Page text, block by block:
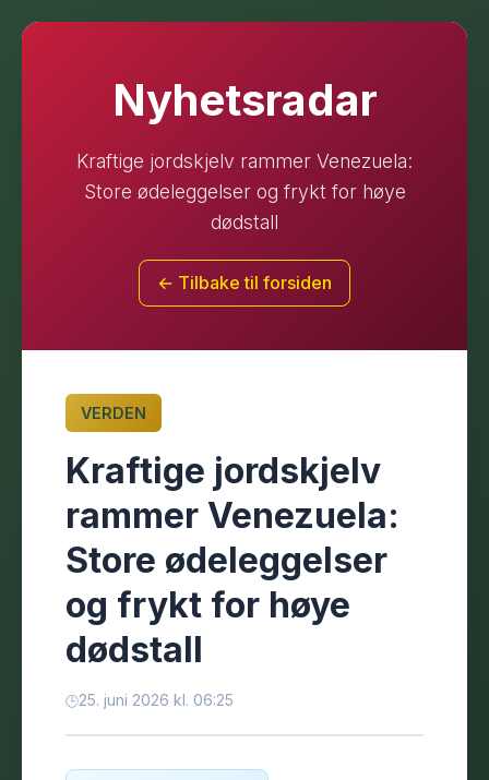
Nyhetsradar
Kraftige jordskjelv rammer Venezuela:
Store ødeleggelser og frykt for høye
dødstall
← Tilbake til forsiden
VERDEN
Kraftige jordskjelv
rammer Venezuela:
Store ødeleggelser
og frykt for høye
dødstall
25. juni 2026 kl. 06:25